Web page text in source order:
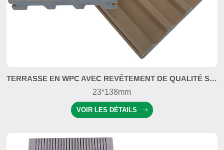
TERRASSE EN WPC AVEC REVÊTEMENT DE QUALITÉ SUPÉRIEURE
23*138mm
VOIR LES DÉTAILS